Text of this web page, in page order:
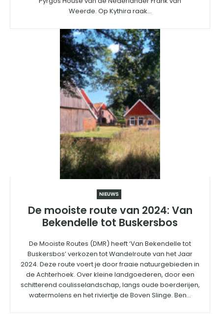
Weerde. Op Kythira raak...
NIEUWS
De mooiste route van 2024: Van
Bekendelle tot Buskersbos
De Mooiste Routes (DMR) heeft ‘Van Bekendelle tot
Buskersbos’ verkozen tot Wandelroute van het Jaar
2024. Deze route voert je door fraaie natuurgebieden in
de Achterhoek. Over kleine landgoederen, door een
schitterend coulisselandschap, langs oude boerderijen,
watermolens en het riviertje de Boven Slinge. Ben...